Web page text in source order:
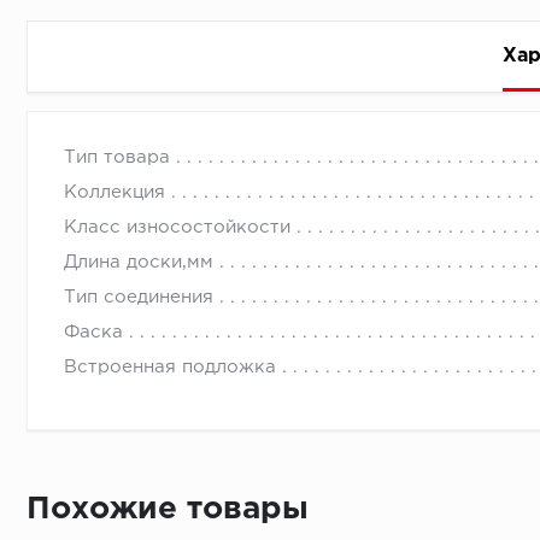
Тип товара
Коллекция
Класс износостойкости
Длина доски,мм
Тип соединения
Фаска
Встроенная подложка
Время доставки
Первый ряд:
Похожие товары